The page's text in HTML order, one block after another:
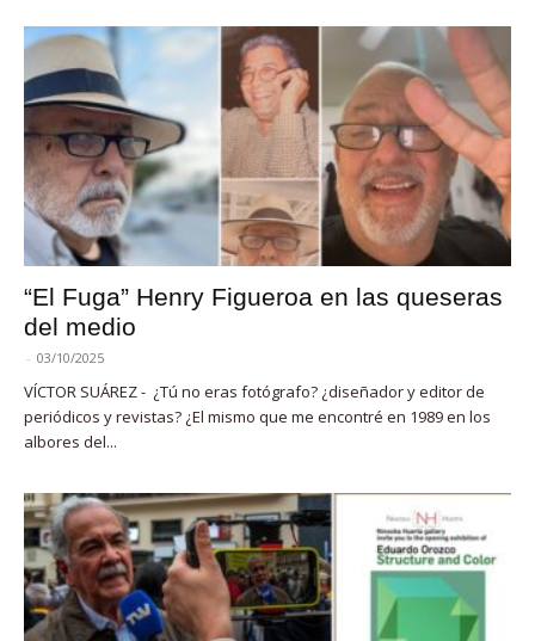
“El Fuga” Henry Figueroa en las queseras
del medio
- 03/10/2025
VÍCTOR SUÁREZ - ¿Tú no eras fotógrafo? ¿diseñador y editor de
periódicos y revistas? ¿El mismo que me encontré en 1989 en los
albores del...